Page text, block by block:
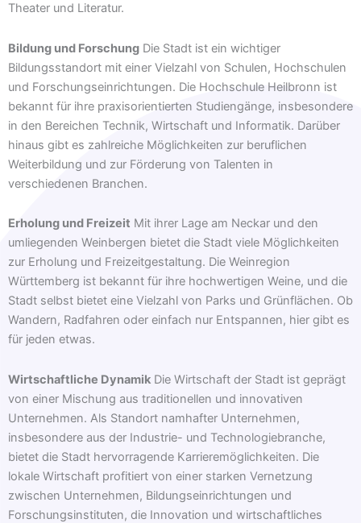
Theater und Literatur.
Bildung und Forschung Die Stadt ist ein wichtiger
Bildungsstandort mit einer Vielzahl von Schulen, Hochschulen
und Forschungseinrichtungen. Die Hochschule Heilbronn ist
bekannt für ihre praxisorientierten Studiengänge, insbesondere
in den Bereichen Technik, Wirtschaft und Informatik. Darüber
hinaus gibt es zahlreiche Möglichkeiten zur beruflichen
Weiterbildung und zur Förderung von Talenten in
verschiedenen Branchen.
Erholung und Freizeit Mit ihrer Lage am Neckar und den
umliegenden Weinbergen bietet die Stadt viele Möglichkeiten
zur Erholung und Freizeitgestaltung. Die Weinregion
Württemberg ist bekannt für ihre hochwertigen Weine, und die
Stadt selbst bietet eine Vielzahl von Parks und Grünflächen. Ob
Wandern, Radfahren oder einfach nur Entspannen, hier gibt es
für jeden etwas.
Wirtschaftliche Dynamik Die Wirtschaft der Stadt ist geprägt
von einer Mischung aus traditionellen und innovativen
Unternehmen. Als Standort namhafter Unternehmen,
insbesondere aus der Industrie- und Technologiebranche,
bietet die Stadt hervorragende Karrieremöglichkeiten. Die
lokale Wirtschaft profitiert von einer starken Vernetzung
zwischen Unternehmen, Bildungseinrichtungen und
Forschungsinstituten, die Innovation und wirtschaftliches